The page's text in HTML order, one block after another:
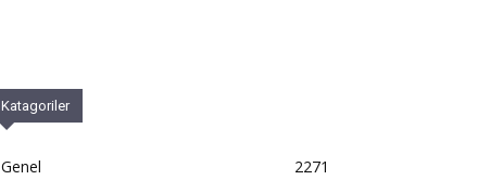
Katagoriler
Genel
2271